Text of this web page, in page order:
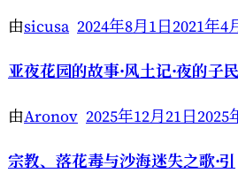
由sicusa 2024年8月1日2021年4
亚夜花园的故事·风土记·夜的子民
由Aronov 2025年12月21日2025
宗教、落花毒与沙海迷失之歌·引